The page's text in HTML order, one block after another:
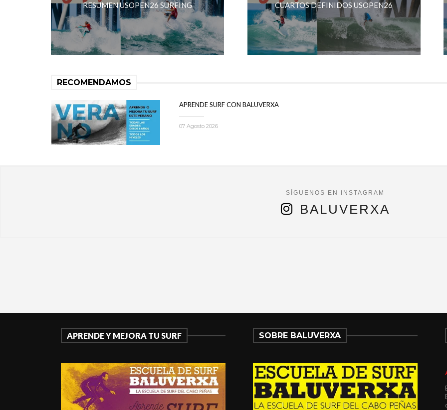
RESUMEN USOPEN26 SURFING CUARTOS DEFINIDOS USOPEN26
RECOMENDAMOS
APRENDE SURF CON BALUVERXA
07 Agosto 2026
BALUVERXA
APRENDE Y MEJORA TU SURF SOBRE BALUVERXA